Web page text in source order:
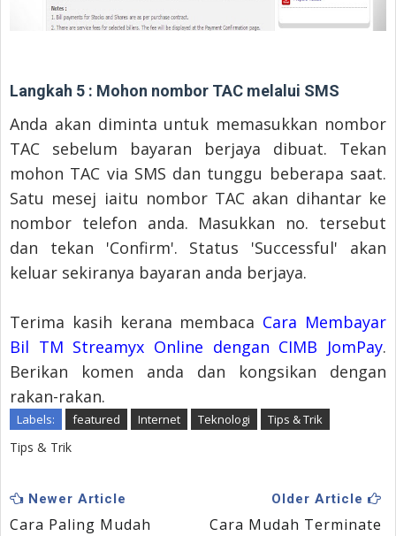
Langkah 5 : Mohon nombor TAC melalui SMS
Anda akan diminta untuk memasukkan nombor
TAC sebelum bayaran berjaya dibuat. Tekan
mohon TAC via SMS dan tunggu beberapa saat.
Satu mesej iaitu nombor TAC akan dihantar ke
nombor telefon anda. Masukkan no. tersebut
dan tekan 'Confirm'. Status 'Successful' akan
keluar sekiranya bayaran anda berjaya.
Terima kasih kerana membaca Cara Membayar
Bil TM Streamyx Online dengan CIMB JomPay.
Berikan komen anda dan kongsikan dengan
rakan-rakan.
Labels: featured Internet Teknologi Tips & Trik
Tips & Trik
Newer Article
Cara Paling Mudah
Older Article
Cara Mudah Terminate